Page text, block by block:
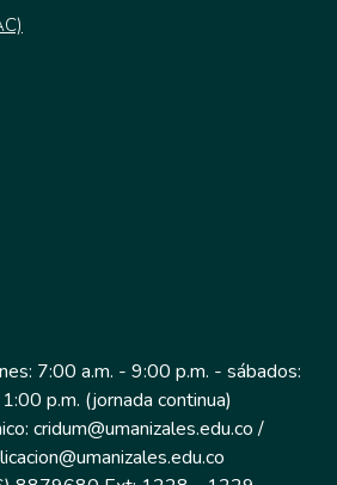
7:00 a.m. - 9:00 p.m. - sábados:
p.m. (jornada continua)
cridum@umanizales.edu.co /